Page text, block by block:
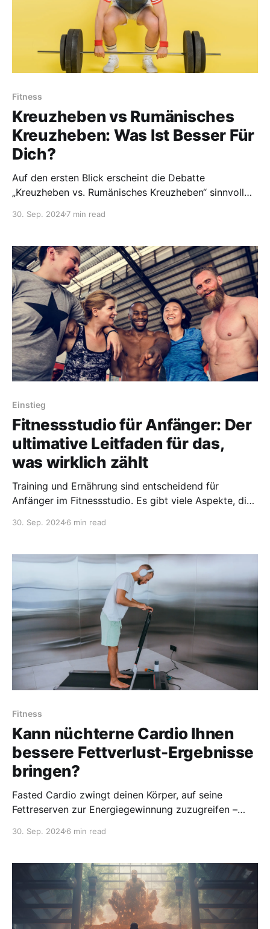
Fitness
Kreuzheben vs Rumänisches
Kreuzheben: Was Ist Besser Für
Dich?
Auf den ersten Blick erscheint die Debatte
„Kreuzheben vs. Rumänisches Kreuzheben“ sinnvoll
wirklich so? (Nein.)
30. Sep. 20247 min read
Einstieg
Fitnessstudio für Anfänger: Der
ultimative Leitfaden für das,
was wirklich zählt
Training und Ernährung sind entscheidend für
Anfänger im Fitnessstudio. Es gibt viele Aspekte, die
Fortschritt wichtig. Konzentriere dich auf die
30. Sep. 20246 min read
Fitness
Kann nüchterne Cardio Ihnen
bessere Fettverlust-Ergebnisse
bringen?
Fasted Cardio zwingt deinen Körper, auf seine
Fettreserven zur Energiegewinnung zuzugreifen –
oder? Hmm. Antworten hier.
30. Sep. 20246 min read